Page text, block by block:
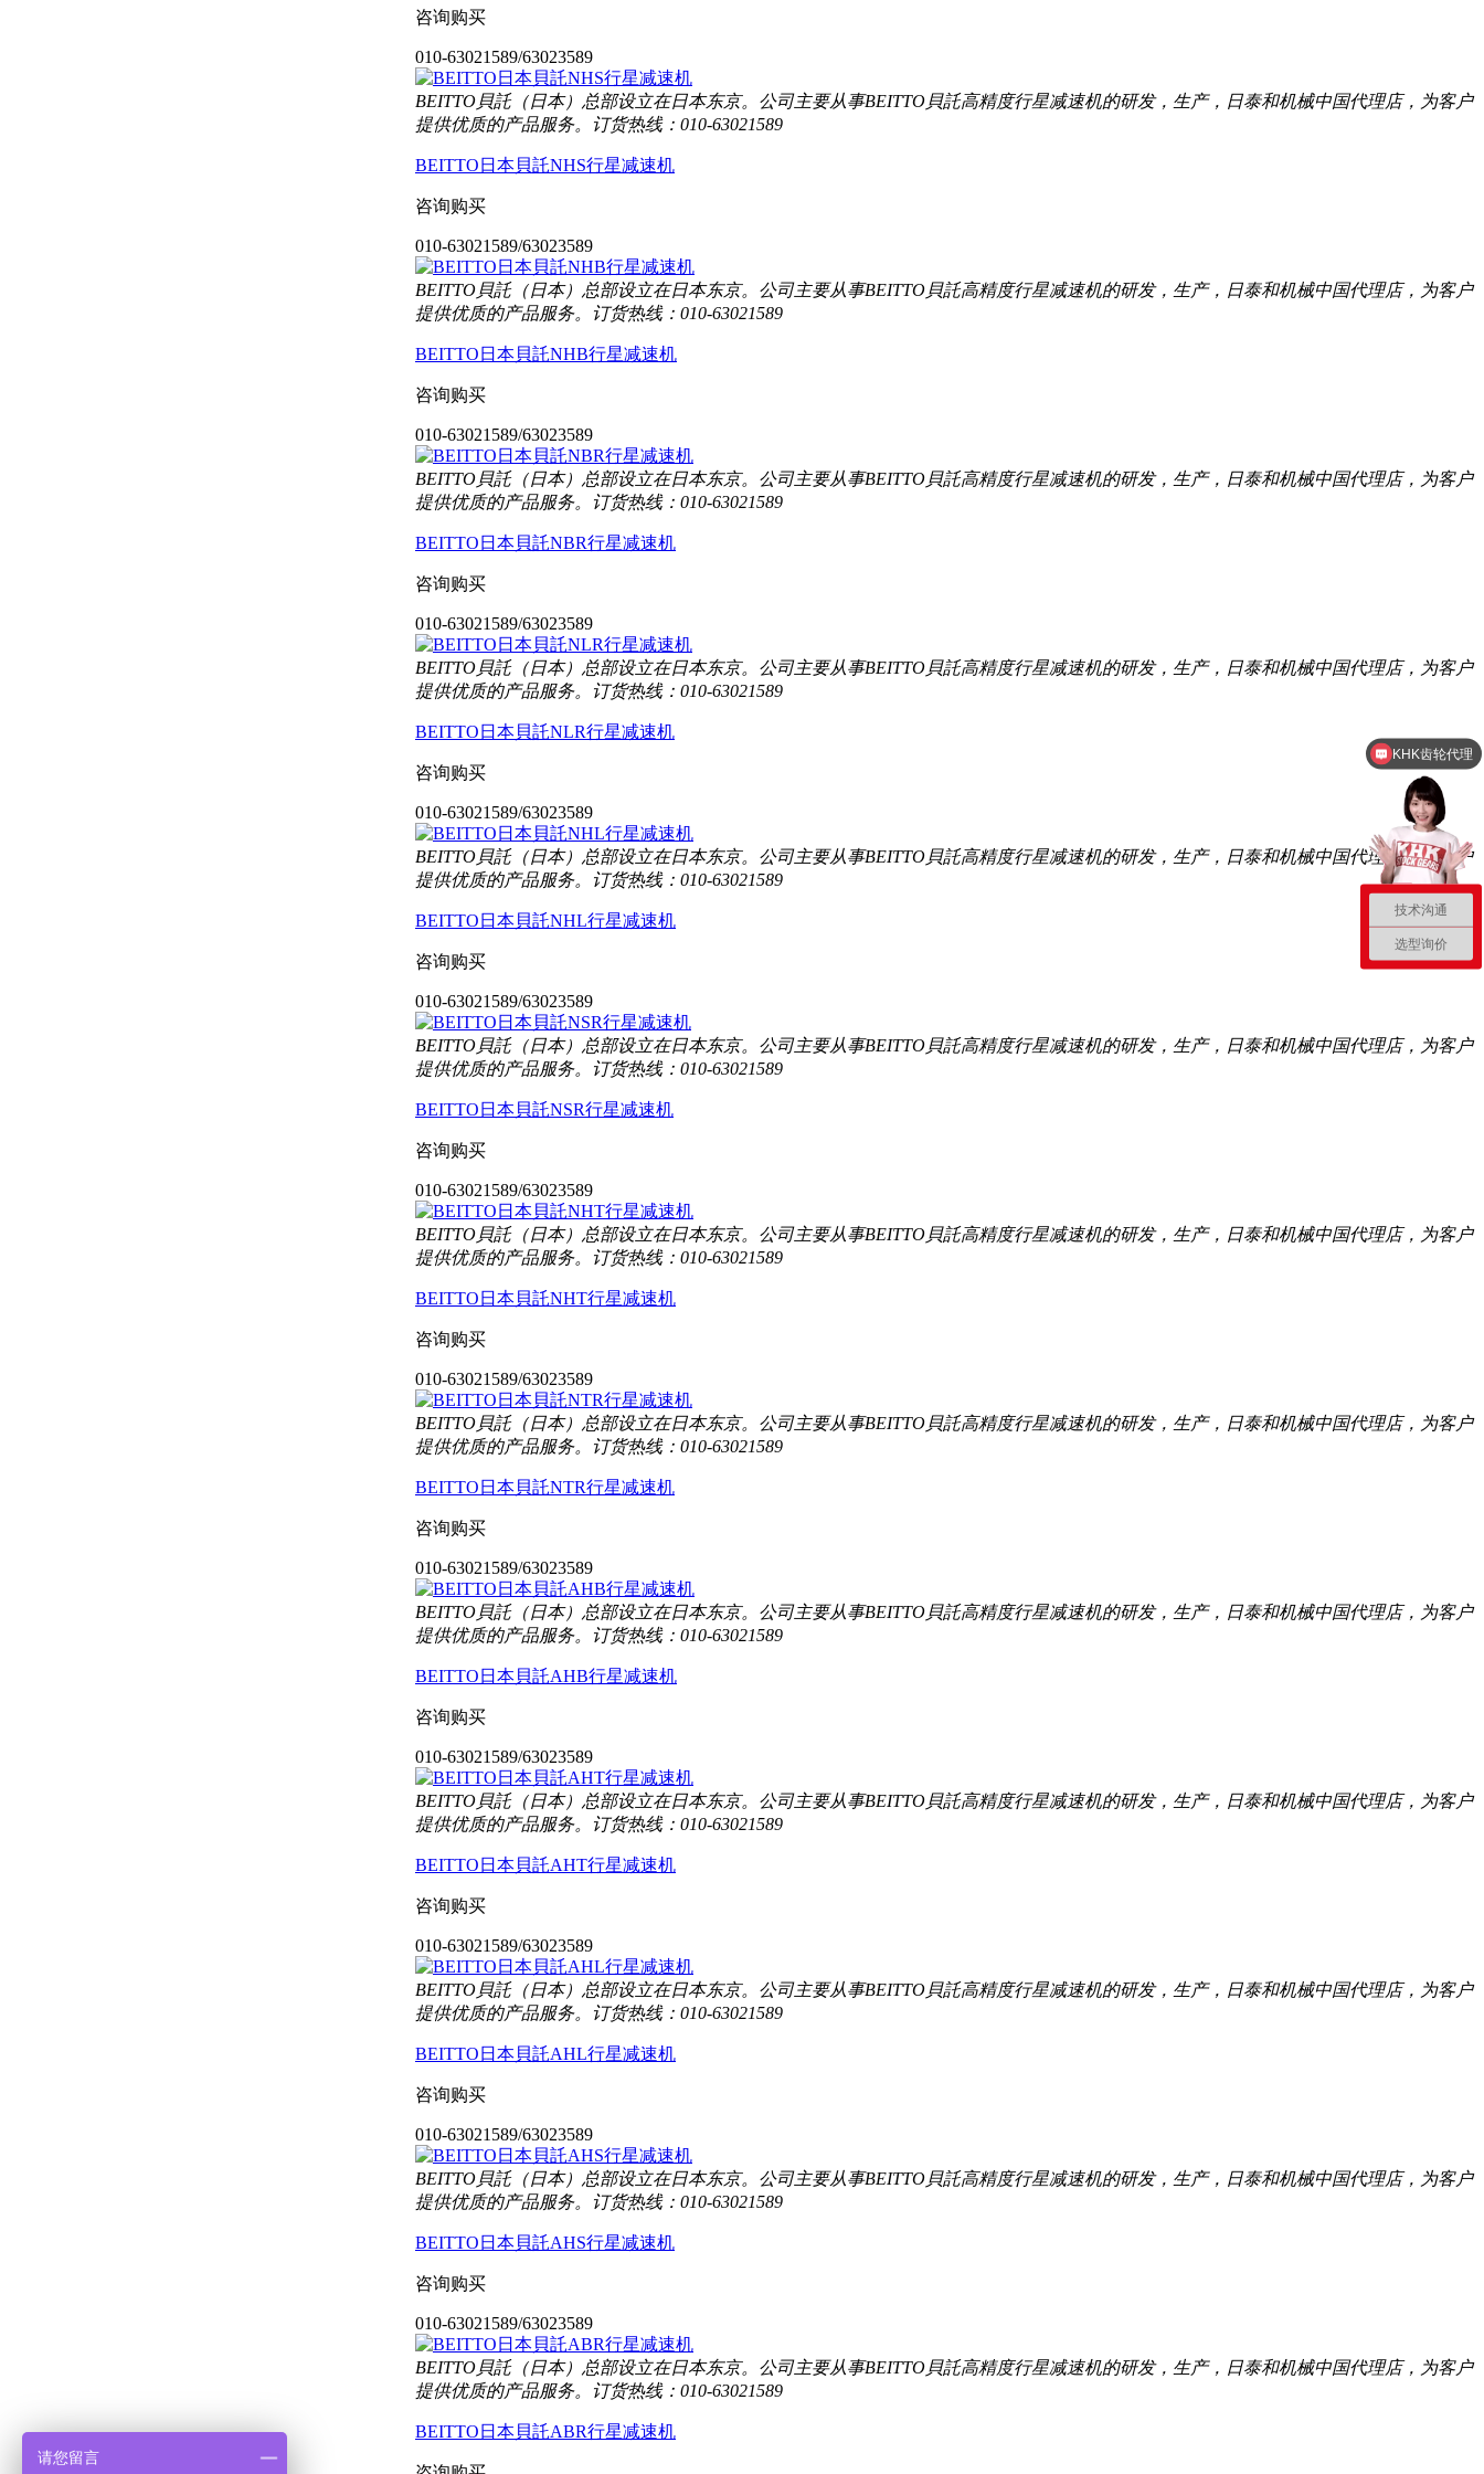
咨询购买
010-63021589/63023589
BEITTO貝託（日本）总部设立在日本东京。公司主要从事BEITTO貝託高精度行星减速机的研发，生产，日泰和机械中国代理店，为客户
提供优质的产品服务。
订货热线：010-63021589
BEITTO日本貝託NHS行星减速机
咨询购买
010-63021589/63023589
BEITTO貝託（日本）总部设立在日本东京。公司主要从事BEITTO貝託高精度行星减速机的研发，生产，日泰和机械中国代理店，为客户
提供优质的产品服务。
订货热线：010-63021589
BEITTO日本貝託NHB行星减速机
咨询购买
010-63021589/63023589
BEITTO貝託（日本）总部设立在日本东京。公司主要从事BEITTO貝託高精度行星减速机的研发，生产，日泰和机械中国代理店，为客户
提供优质的产品服务。
订货热线：010-63021589
BEITTO日本貝託NBR行星减速机
咨询购买
010-63021589/63023589
BEITTO貝託（日本）总部设立在日本东京。公司主要从事BEITTO貝託高精度行星减速机的研发，生产，日泰和机械中国代理店，为客户
提供优质的产品服务。
订货热线：010-63021589
BEITTO日本貝託NLR行星减速机
咨询购买
010-63021589/63023589
BEITTO貝託（日本）总部设立在日本东京。公司主要从事BEITTO貝託高精度行星减速机的研发，生产，日泰和机械中国代理店，为客户
提供优质的产品服务。
订货热线：010-63021589
BEITTO日本貝託NHL行星减速机
咨询购买
010-63021589/63023589
BEITTO貝託（日本）总部设立在日本东京。公司主要从事BEITTO貝託高精度行星减速机的研发，生产，日泰和机械中国代理店，为客户
提供优质的产品服务。
订货热线：010-63021589
BEITTO日本貝託NSR行星减速机
咨询购买
010-63021589/63023589
BEITTO貝託（日本）总部设立在日本东京。公司主要从事BEITTO貝託高精度行星减速机的研发，生产，日泰和机械中国代理店，为客户
提供优质的产品服务。
订货热线：010-63021589
BEITTO日本貝託NHT行星减速机
咨询购买
010-63021589/63023589
BEITTO貝託（日本）总部设立在日本东京。公司主要从事BEITTO貝託高精度行星减速机的研发，生产，日泰和机械中国代理店，为客户
提供优质的产品服务。
订货热线：010-63021589
BEITTO日本貝託NTR行星减速机
咨询购买
010-63021589/63023589
BEITTO貝託（日本）总部设立在日本东京。公司主要从事BEITTO貝託高精度行星减速机的研发，生产，日泰和机械中国代理店，为客户
提供优质的产品服务。
订货热线：010-63021589
BEITTO日本貝託AHB行星减速机
咨询购买
010-63021589/63023589
BEITTO貝託（日本）总部设立在日本东京。公司主要从事BEITTO貝託高精度行星减速机的研发，生产，日泰和机械中国代理店，为客户
提供优质的产品服务。
订货热线：010-63021589
BEITTO日本貝託AHT行星减速机
咨询购买
010-63021589/63023589
BEITTO貝託（日本）总部设立在日本东京。公司主要从事BEITTO貝託高精度行星减速机的研发，生产，日泰和机械中国代理店，为客户
提供优质的产品服务。
订货热线：010-63021589
BEITTO日本貝託AHL行星减速机
咨询购买
010-63021589/63023589
BEITTO貝託（日本）总部设立在日本东京。公司主要从事BEITTO貝託高精度行星减速机的研发，生产，日泰和机械中国代理店，为客户
提供优质的产品服务。
订货热线：010-63021589
BEITTO日本貝託AHS行星减速机
咨询购买
010-63021589/63023589
BEITTO貝託（日本）总部设立在日本东京。公司主要从事BEITTO貝託高精度行星减速机的研发，生产，日泰和机械中国代理店，为客户
提供优质的产品服务。
订货热线：010-63021589
BEITTO日本貝託ABR行星减速机
技术沟通
选型询价
KHK齿轮代理
请您留言